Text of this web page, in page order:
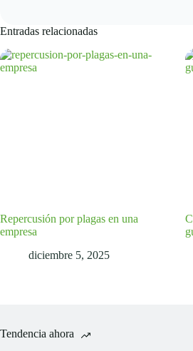
Entradas relacionadas
Repercusión por plagas en una
empresa
diciembre 5, 2025
Tendencia ahora